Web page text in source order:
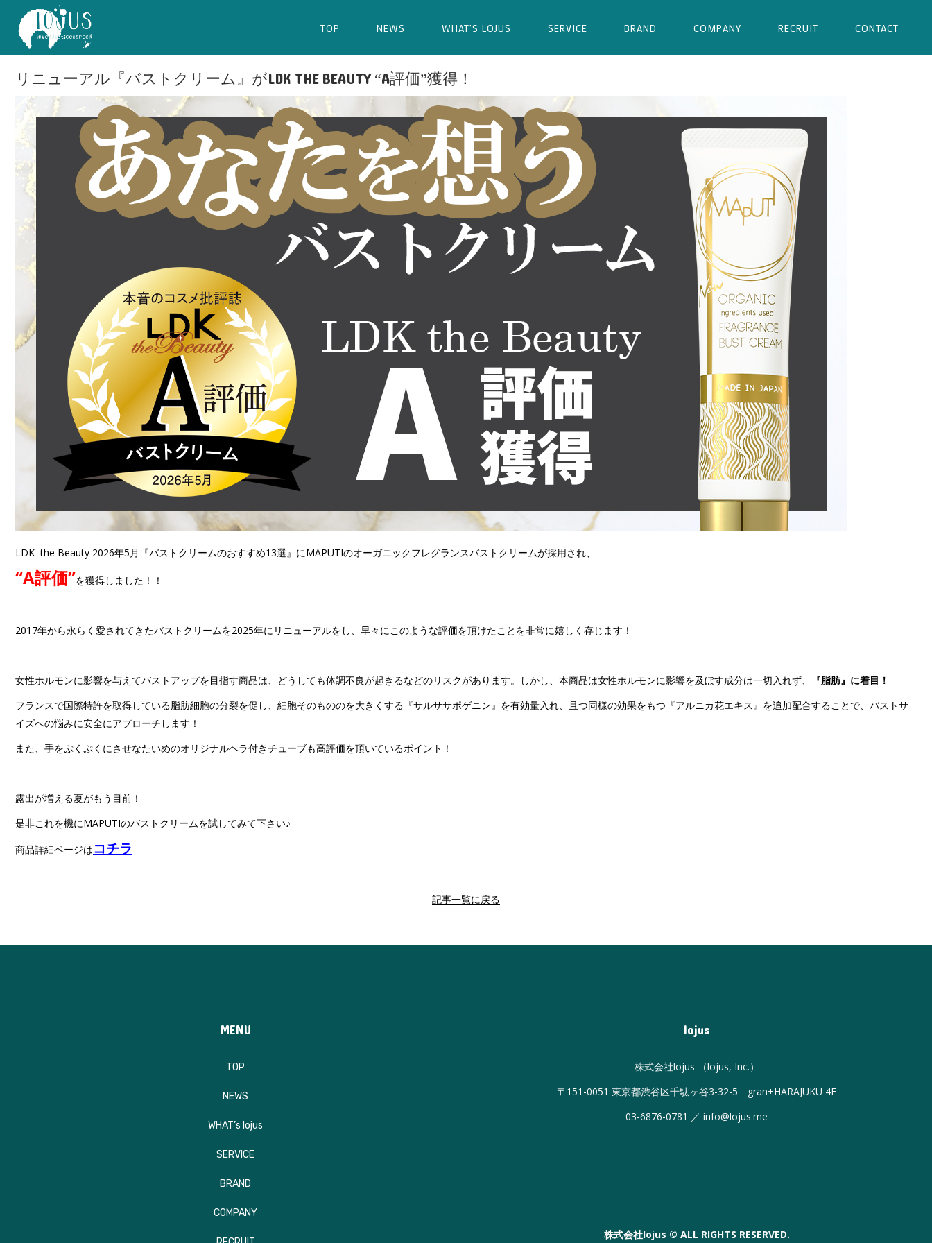
TOP NEWS WHAT’S LOJUS SERVICE BRAND COMPANY RECRUIT CONTACT
リニューアル『バストクリーム』がLDK THE BEAUTY “A評価”獲得！
LDK the Beauty 2026年5月『バストクリームのおすすめ13選』にMAPUTIのオーガニックフレグランスバストクリームが採用され、
“A評価”を獲得しました！！
2017年から永らく愛されてきたバストクリームを2025年にリニューアルをし、早々にこのような評価を頂けたことを非常に嬉しく存じます！
女性ホルモンに影響を与えてバストアップを目指す商品は、どうしても体調不良が起きるなどのリスクがあります。しかし、本商品は女性ホルモンに影響を及ぼす成分は一切入れず、
『脂肪』に着目！
フランスで国際特許を取得している脂肪細胞の分裂を促し、細胞そのもののを大きくする『サルササポゲニン』を有効量入れ、且つ同様の効果をもつ『アルニカ花エキス』を追加配合することで、バストサ
イズへの悩みに安全にアプローチします！
また、手をぷくぷくにさせなたいめのオリジナルヘラ付きチューブも高評価を頂いているポイント！
露出が増える夏がもう目前！
是非これを機にMAPUTIのバストクリームを試してみて下さい♪
商品詳細ページはコチラ
記事一覧に戻る
MENU
TOP
NEWS
WHAT’s lojus
SERVICE
BRAND
COMPANY
lojus
株式会社lojus （lojus, Inc.）
〒151-0051 東京都渋谷区千駄ヶ谷3-32-5 gran+HARAJUKU 4F
03-6876-0781 ／ info@lojus.me
株式会社lojus © ALL RIGHTS RESERVED.